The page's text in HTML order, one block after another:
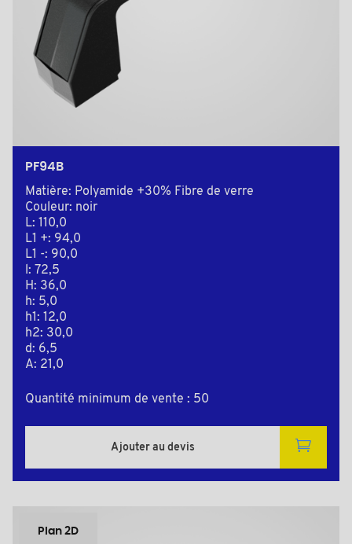
PF94B
Matière: Polyamide +30% Fibre de verre
Couleur: noir
L: 110,0
L1 +: 94,0
L1 -: 90,0
l: 72,5
H: 36,0
h: 5,0
h1: 12,0
h2: 30,0
d: 6,5
A: 21,0
Quantité minimum de vente : 50
Ajouter au devis
Plan 2D